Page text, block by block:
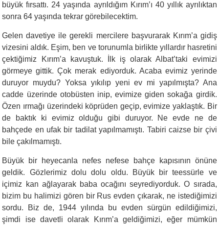
büyük fırsattı. 24 yaşında ayrıldığım Kırım’ı 40 yıllık ayrılıktan
sonra 64 yaşında tek­rar görebilecektim.
Gelen davetiye ile gerekli mercilere başvurarak Kırım’a gidiş
vi­zesini aldık. Eşim, ben ve torunumla birlikte yıllardır hasretini
çekti­ğimiz Kırım’a kavuştuk. İlk iş olarak Albat’taki evimizi
görmeye git­tik. Çok merak ediyorduk. Acaba evimiz yerinde
duruyor muydu? Yoksa yıkılıp yeni ev mi yapılmışta? Ana
cadde üzerinde otobüsten inip, evimize giden sokağa girdik.
Özen ırmağı üzerindeki köprü­den geçip, evimize yaklaştık. Bir
de baktık ki evimiz olduğu gibi du­ruyor. Ne evde ne de
bahçede en ufak bir tadilat yapılmamıştı. Ta­biri caizse bir çivi
bile çakılmamıştı.
Büyük bir heyecanla nefes nefese bahçe kapısının önüne
geldik. Gözlerimiz dolu dolu oldu. Büyük bir teessürle ve
içimiz kan ağla­yarak baba ocağını seyrediyorduk. O sırada,
bizim bu halimizi gö­ren bir Rus evden çıkarak, ne istediğimizi
sordu. Biz de, 1944 yılında bu evden sürgün edildiğimizi,
şimdi ise davetli olarak Kırım’a geldi­ğimizi, eğer mümkün